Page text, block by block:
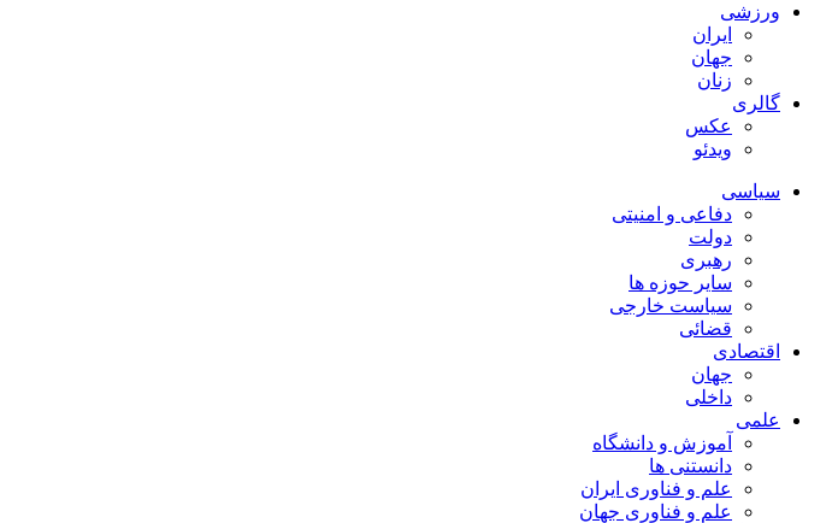
ورزشی
ایران
جهان
زنان
گالری
عکس
ویدئو
سیاسی
دفاعی و امنیتی
دولت
رهبری
سایر حوزه ها
سیاست خارجی
قضائی
اقتصادی
جهان
داخلی
علمی
آموزش و دانشگاه
دانستنی ها
علم و فناوری ایران
علم و فناوری جهان